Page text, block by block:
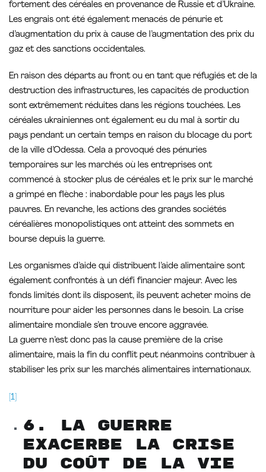
fortement des céréales en provenance de Russie et d’Ukraine.
Les engrais ont été également menacés de pénurie et
d’augmentation du prix à cause de l’augmentation des prix du
gaz et des sanctions occidentales.
En raison des départs au front ou en tant que réfugiés et de la
destruction des infrastructures, les capacités de production
sont extrêmement réduites dans les régions touchées. Les
céréales ukrainiennes ont également eu du mal à sortir du
pays pendant un certain temps en raison du blocage du port
de la ville d’Odessa. Cela a provoqué des pénuries
temporaires sur les marchés où les entreprises ont
commencé à stocker plus de céréales et le prix sur le marché
a grimpé en flèche : inabordable pour les pays les plus
pauvres. En revanche, les actions des grandes sociétés
céréalières monopolistiques ont atteint des sommets en
bourse depuis la guerre.
Les organismes d’aide qui distribuent l’aide alimentaire sont
également confrontés à un défi financier majeur. Avec les
fonds limités dont ils disposent, ils peuvent acheter moins de
nourriture pour aider les personnes dans le besoin. La crise
alimentaire mondiale s’en trouve encore aggravée.
La guerre n’est donc pas la cause première de la crise
alimentaire, mais la fin du conflit peut néanmoins contribuer à
stabiliser les prix sur les marchés alimentaires internationaux.
[1]
6. La guerre
exacerbe la crise
du coût de la vie